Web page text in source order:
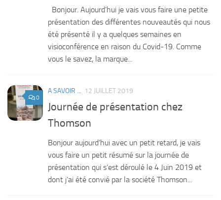
Bonjour. Aujourd’hui je vais vous faire une petite
présentation des différentes nouveautés qui nous
été présenté il y a quelques semaines en
visioconférence en raison du Covid-19. Comme
vous le savez, la marque...
0
A SAVOIR ... 12 JUILLET 2019
Journée de présentation chez
Thomson
Bonjour aujourd’hui avec un petit retard, je vais
vous faire un petit résumé sur la journée de
présentation qui s’est déroulé le 4 Juin 2019 et
dont j’ai été convié par la société Thomson...